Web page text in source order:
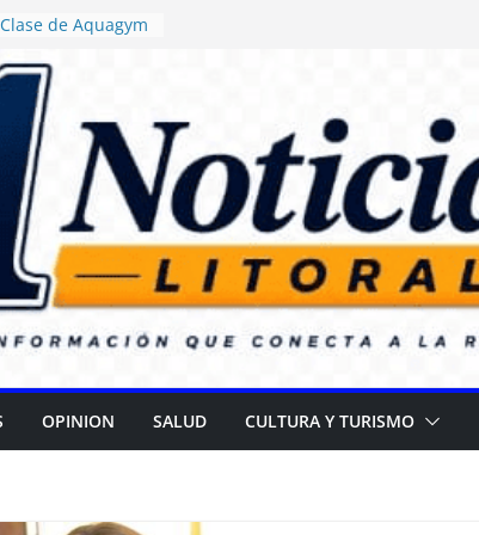
de Aquagym
ordenó
de alimentos con
en escuelas
Daniel Rossi
Centro de Salud
II
campaña para
cataratas
Gran
Día de las
OPINION SALUD CULTURA Y TURISMO